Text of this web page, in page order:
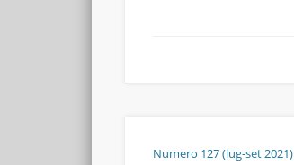
Numero 127 (lug-set 2021)